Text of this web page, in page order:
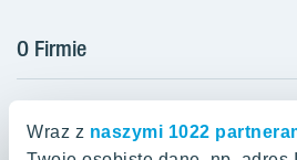
Wraz z naszymi 1022
O Firmie
Projekty w przygotowaniu
Projekty zrealizowane
Projekty w Polsce